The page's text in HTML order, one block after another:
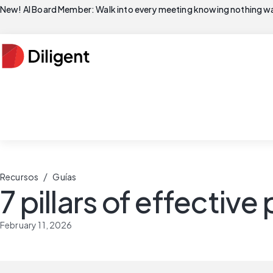
New! AI Board Member: Walk into every meeting knowing nothing
Recursos / Guías
7 pillars of effective
February 11, 2026